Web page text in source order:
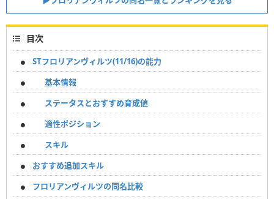
目次
STフロリアンヴィルツ(11/16)の能力
基本情報
ステータスとおすすめ育成値
適性ポジション
スキル
おすすめ追加スキル
フロリアンヴィルツの同名比較